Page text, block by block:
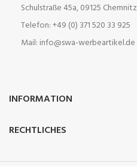
Schulstraße 45a, 09125 Chemnitz
Telefon: +49 (0) 371 520 33 925
Mail: info@swa-werbeartikel.de
INFORMATION
RECHTLICHES